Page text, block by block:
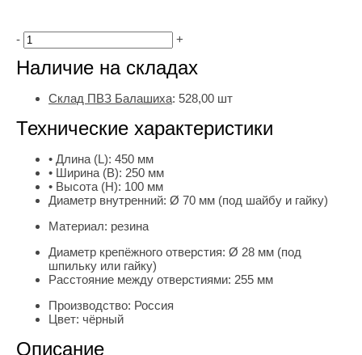
- +
Наличие на складах
Склад ПВЗ Балашиха: 528,00 шт
Технические характеристики
• Длина (L): 450 мм
• Ширина (B): 250 мм
• Высота (H): 100 мм
Диаметр внутренний: Ø 70 мм (под шайбу и гайку)
Материал: резина
Диаметр крепёжного отверстия: Ø 28 мм (под
шпильку или гайку)
Расстояние между отверстиями: 255 мм
Производство: Россия
Цвет: чёрный
Описание